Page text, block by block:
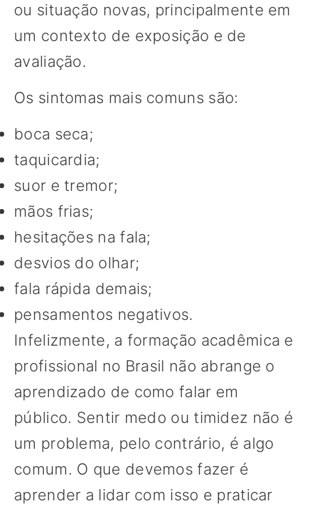
ou situação novas, principalmente em
um contexto de exposição e de
avaliação.
Os sintomas mais comuns são:
boca seca;
taquicardia;
suor e tremor;
mãos frias;
hesitações na fala;
desvios do olhar;
fala rápida demais;
pensamentos negativos.
Infelizmente, a formação acadêmica e
profissional no Brasil não abrange o
aprendizado de como falar em
público. Sentir medo ou timidez não é
um problema, pelo contrário, é algo
comum. O que devemos fazer é
aprender a lidar com isso e praticar